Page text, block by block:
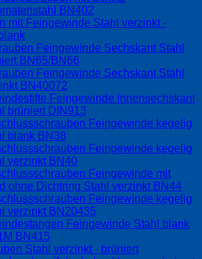
BN402
mit Feingewinde Stahl verzinkt -
Feingewinde Sechskant Stahl
BN65/BN66
Feingewinde Sechskant Stahl
BN40072
Feingewinde Innensechskant
brüniert DIN913
Feingewinde kegelig
blank BN38
Feingewinde kegelig
verzinkt BN40
Feingewinde mit
ohne Dichtring Stahl verzinkt BN44
Feingewinde kegelig
verzinkt BN20435
Feingewinde Stahl blank
BN415
Stahl verzinkt - brüniert